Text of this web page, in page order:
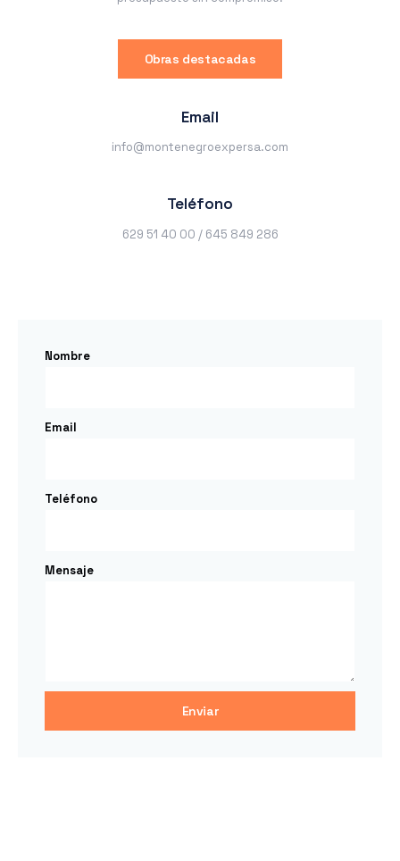
Obras destacadas
Email
info@montenegroexpersa.com
Teléfono
629 51 40 00 / 645 849 286
Nombre
Email
Teléfono
Mensaje
Enviar